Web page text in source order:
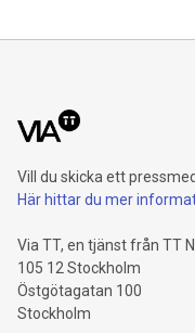
Vill du skicka ett
Här hittar du mer
Via TT, en tjänst från TT
105 12 Stockholm
Östgötagatan 100
Stockholm